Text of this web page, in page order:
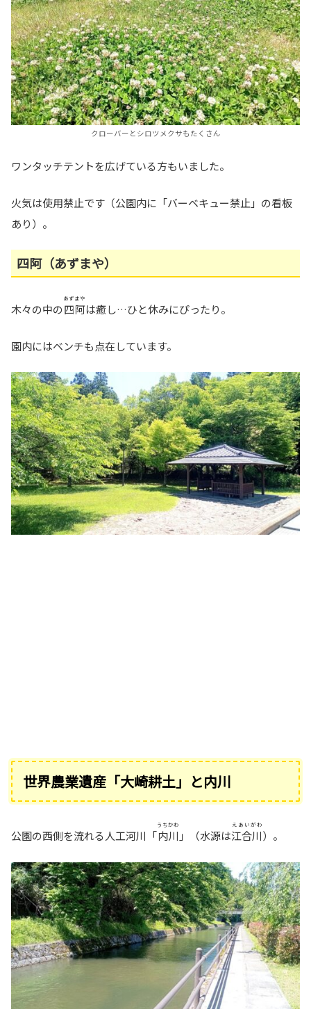
クローバーとシロツメクサもたくさん
ワンタッチテントを広げている方もいました。
火気は使用禁止です（公園内に「バーベキュー禁止」の看板
あり）。
四阿（あずまや）
木々の中の四阿
あずまや
は癒し…ひと休みにぴったり。
園内にはベンチも点在しています。
世界農業遺産「大崎耕土」と内川
公園の西側を流れる人工河川「内川
うちかわ
」（水源は江合川
えあいがわ
）。